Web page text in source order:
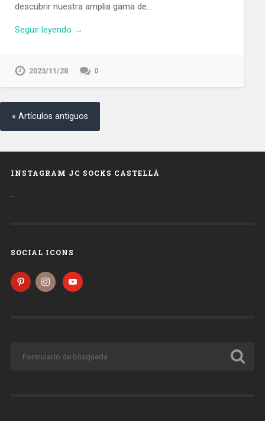
descubrir nuestra amplia gama de…
Seguir leyendo →
2023/11/28 0
« Artículos antiguos
INSTAGRAM JC SOCKS CASTELLÀ
…
SOCIAL ICONS